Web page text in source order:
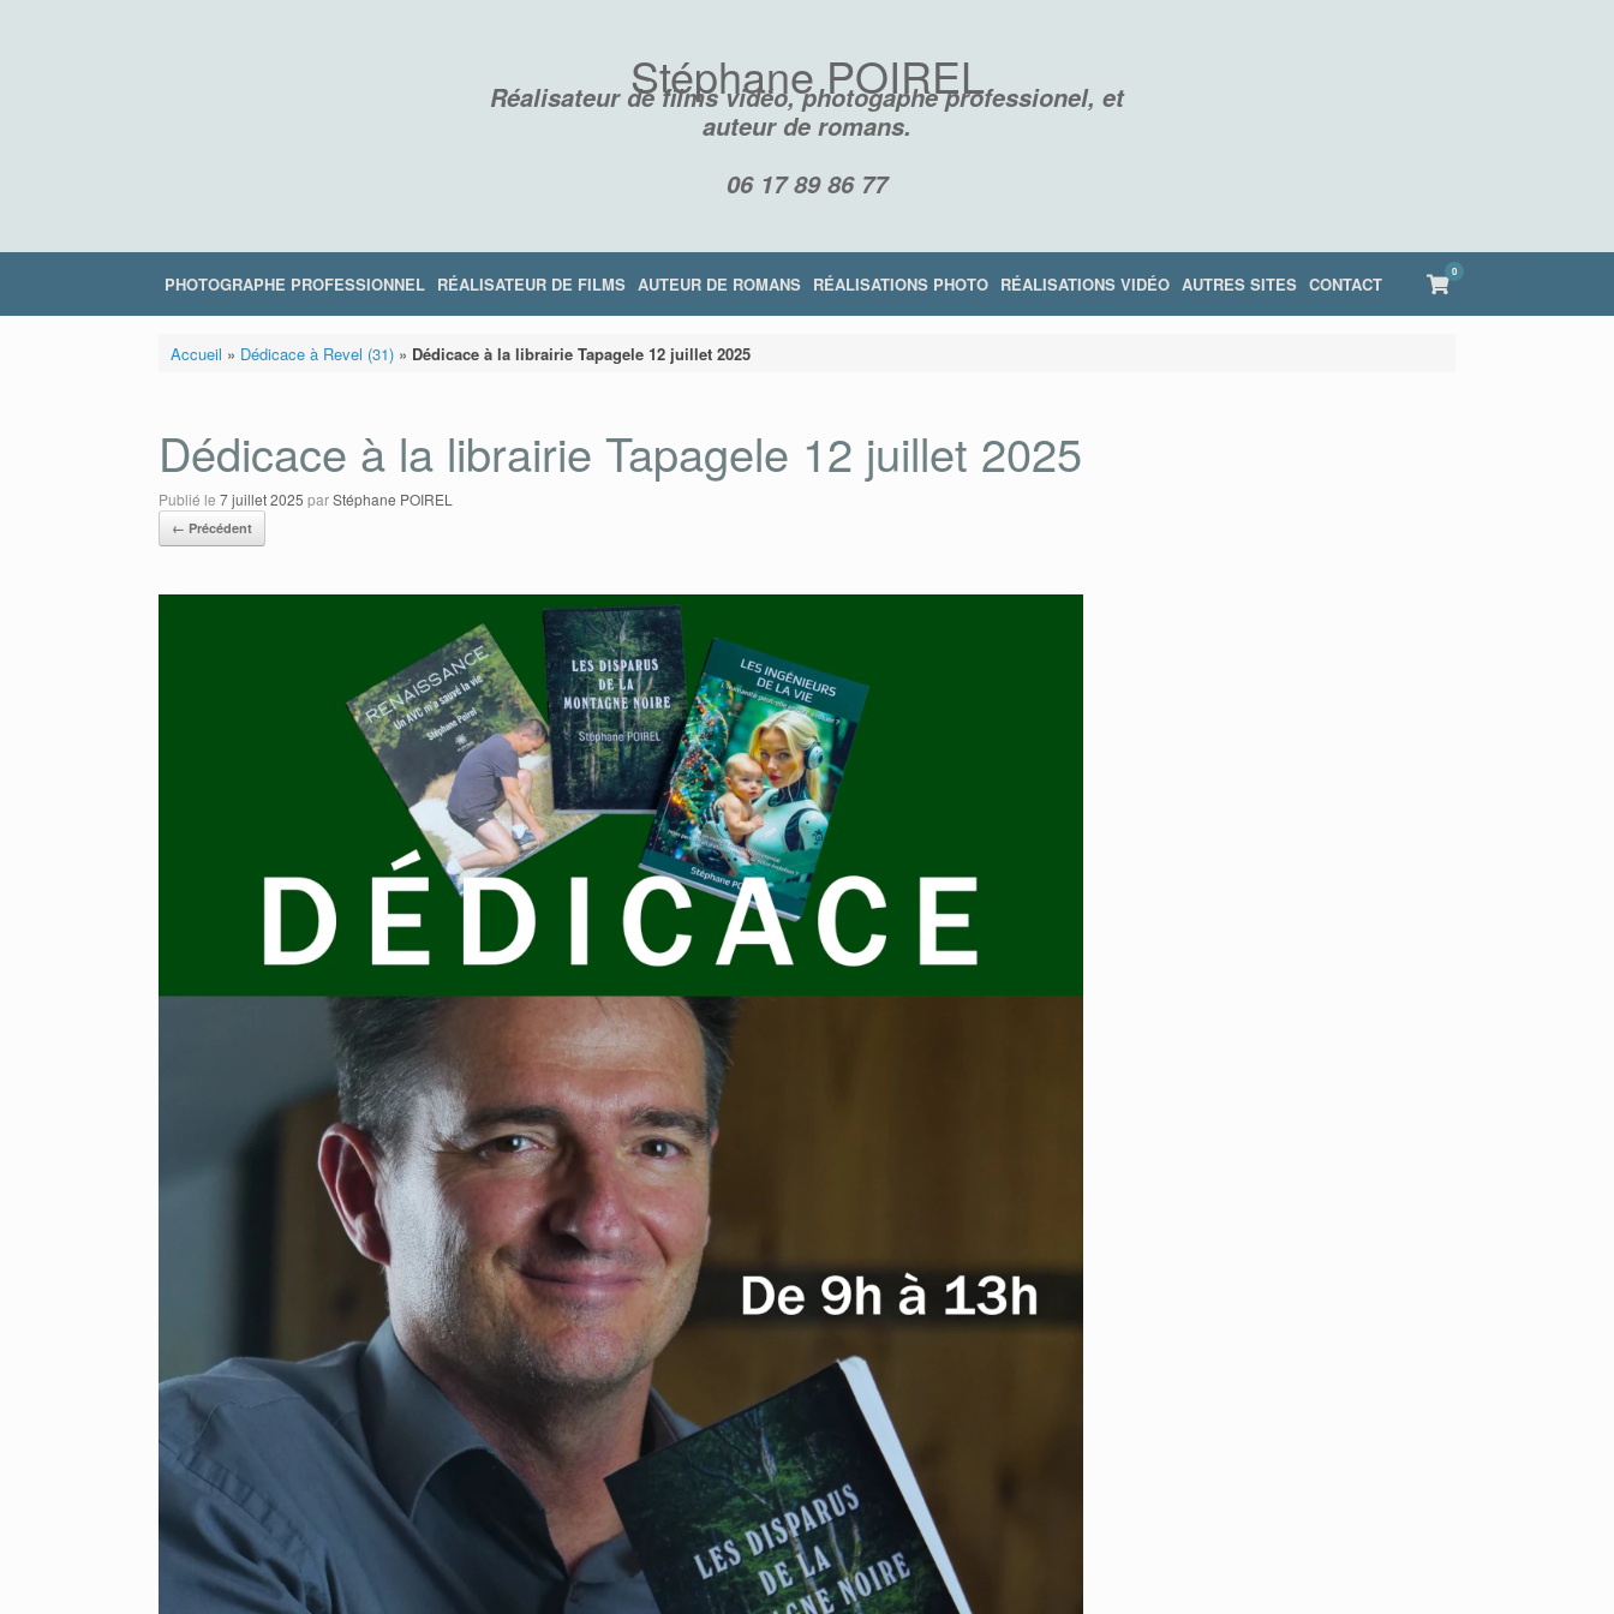
Stéphane POIREL
Réalisateur de films vidéo, photogaphe professionel, et
auteur de romans.
06 17 89 86 77
PHOTOGRAPHE PROFESSIONNEL RÉALISATEUR DE FILMS AUTEUR DE ROMANS RÉALISATIONS PHOTO RÉALISATIONS VIDÉO AUTRES SITES CONTACT View
shopping
cart
0
Accueil » Dédicace à Revel (31)» Dédicace à la librairie Tapagele 12 juillet 2025
Dédicace à la librairie Tapagele 12 juillet 2025
Publié le 7 juillet 2025 parStéphane POIREL
← Précédent